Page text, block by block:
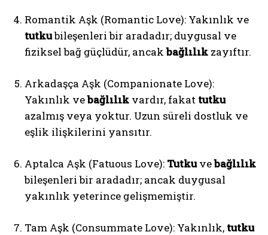
Gizlilik politikasını okudum, onaylıyorum.
Romantik Aşk (Romantic Love): Yakınlık ve
tutkubileşenleri bir aradadır; duygusal ve
fiziksel bağ güçlüdür, ancakbağlılık zayıftır.
Arkadaşça Aşk (Companionate Love):
Yakınlık vebağlılık vardır, fakat tutku
azalmış veya yoktur. Uzun süreli dostluk ve
eşlik ilişkilerini yansıtır.
Aptalca Aşk (Fatuous Love): Tutkuvebağlılık
bileşenleri bir aradadır; ancak duygusal
yakınlık yeterince gelişmemiştir.
Tam Aşk (Consummate Love): Yakınlık, tutku